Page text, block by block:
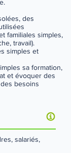
des
familiales simples,
travail).
simples et
sa formation,
et évoquer des
besoins
salariés,